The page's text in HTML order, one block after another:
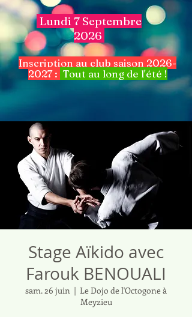
Lundi 7 Septembre
2026
Inscription au club saison 2026-
2027: Tout au long de l'été !
Stage Aïkido avec
Farouk BENOUALI
sam. 26 juin
  |
Le Dojo de l'Octogone à
Meyzieu